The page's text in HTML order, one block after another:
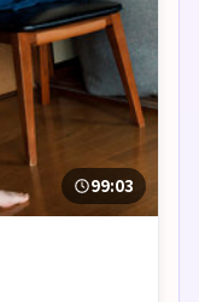
99:03